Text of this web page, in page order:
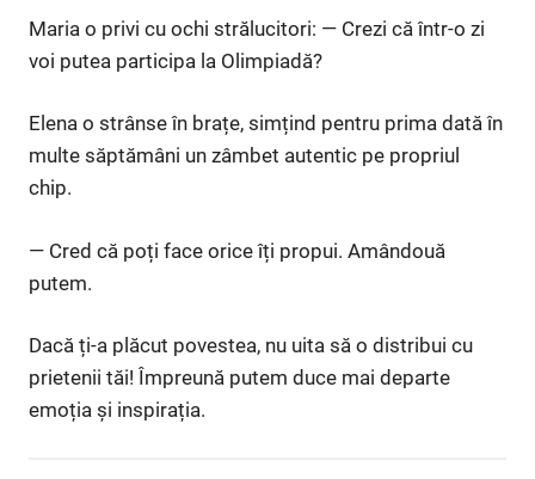
Maria o privi cu ochi strălucitori: — Crezi că într-o zi
voi putea participa la Olimpiadă?
Elena o strânse în brațe, simțind pentru prima dată în
multe săptămâni un zâmbet autentic pe propriul
chip.
— Cred că poți face orice îți propui. Amândouă
putem.
Dacă ți-a plăcut povestea, nu uita să o distribui cu
prietenii tăi! Împreună putem duce mai departe
emoția și inspirația.